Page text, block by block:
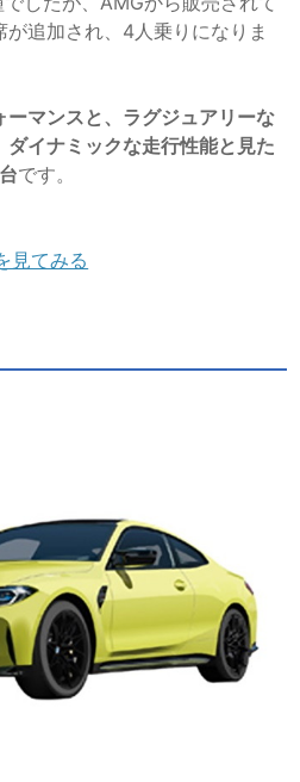
追加され、4人乗りになりま
マンスと、ラグジュアリーな
イナミックな走行性能と見た
です。
見てみる